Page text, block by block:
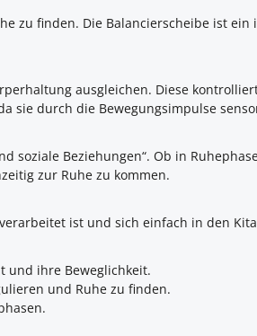
zu finden. Die Balancierscheibe ist
ausgleichen. Diese
sie durch die Bewegungsimpulse
soziale Beziehungen“. Ob in
zur Ruhe zu kommen.
ist und sich einfach in den
und ihre Beweglichkeit.
und Ruhe zu finden.